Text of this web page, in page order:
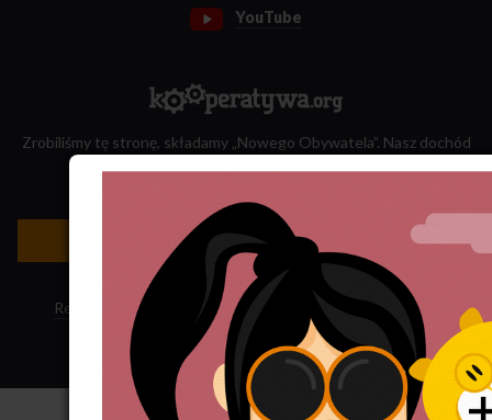
YouTube
Zrobiliśmy tę stronę, składamy „Nowego Obywatela”. Nasz dochód
Newsletter »
Regulamin sklepu Polityka ciasteczek ·Subskrypcja RSS